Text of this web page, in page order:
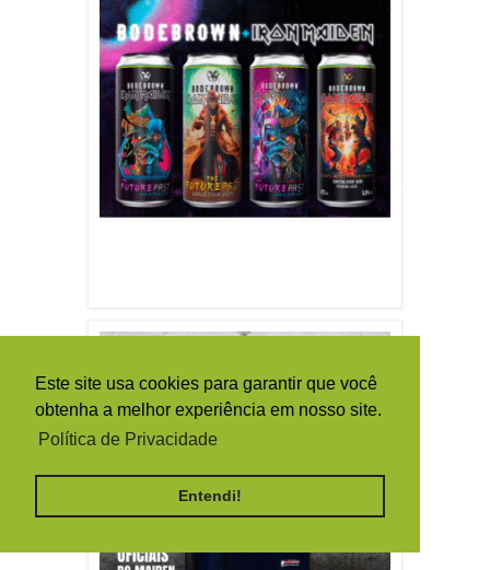
Este site usa cookies para garantir que você
obtenha a melhor experiência em nosso site.
Política de Privacidade
Entendi!